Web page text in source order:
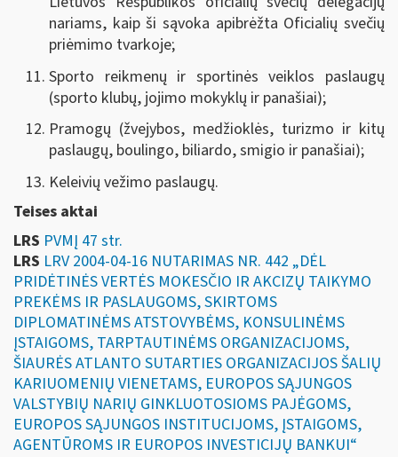
nariams, kaip ši sąvoka apibrėžta Oficialių svečių
priėmimo tvarkoje;
Sporto reikmenų ir sportinės veiklos paslaugų
(sporto klubų, jojimo mokyklų ir panašiai);
Pramogų (žvejybos, medžioklės, turizmo ir kitų
paslaugų, boulingo, biliardo, smigio ir panašiai);
Keleivių vežimo paslaugų.
Teises aktai
LRS PVMĮ 47 str.
LRS LRV 2004-04-16 NUTARIMAS NR. 442 „DĖL
PRIDĖTINĖS VERTĖS MOKESČIO IR AKCIZŲ TAIKYMO
PREKĖMS IR PASLAUGOMS, SKIRTOMS
DIPLOMATINĖMS ATSTOVYBĖMS, KONSULINĖMS
ĮSTAIGOMS, TARPTAUTINĖMS ORGANIZACIJOMS,
ŠIAURĖS ATLANTO SUTARTIES ORGANIZACIJOS ŠALIŲ
KARIUOMENIŲ VIENETAMS, EUROPOS SĄJUNGOS
VALSTYBIŲ NARIŲ GINKLUOTOSIOMS PAJĖGOMS,
EUROPOS SĄJUNGOS INSTITUCIJOMS, ĮSTAIGOMS,
AGENTŪROMS IR EUROPOS INVESTICIJŲ BANKUI“